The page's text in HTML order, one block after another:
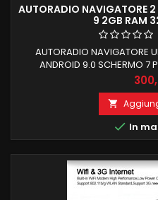
AUTORADIO NAVIGATORE
9 2GB RAM
AUTORADIO NAVIGATORE
ANDROID 9.0 SCHERMO 7
RISOLUZIONE 1024X600 2GB
LOGO ALLA ACCENSIONE

 In